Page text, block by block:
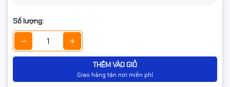
Số lượng:
THÊM VÀO GIỎ
Giao hàng tận nơi miễn phí